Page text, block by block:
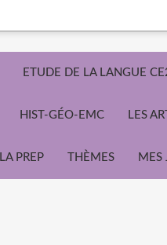
ETUDE DE LA LANGUE
HIST-GÉO-EMC LES
LA PREP THÈMES MES